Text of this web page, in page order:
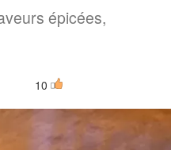
épicées,
10